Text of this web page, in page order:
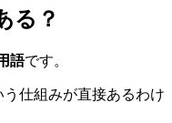
る？
語です。
仕組みが直接あるわけ